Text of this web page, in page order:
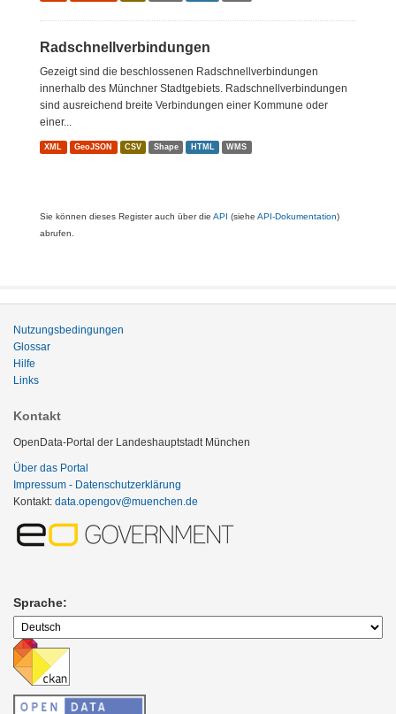
Radschnellverbindungen
Gezeigt sind die beschlossenen Radschnellverbindungen
innerhalb des Münchner Stadtgebiets. Radschnellverbindungen
sind ausreichend breite Verbindungen einer Kommune oder
einer...
XML GeoJSON CSV Shape HTML WMS
Sie können dieses Register auch über die API (siehe API-Dokumentation)
abrufen.
Nutzungsbedingungen
Glossar
Hilfe
Links
Kontakt
OpenData-Portal der Landeshauptstadt München
Über das Portal
Impressum - Datenschutzerklärung
Kontakt: data.opengov@muenchen.de
Sprache